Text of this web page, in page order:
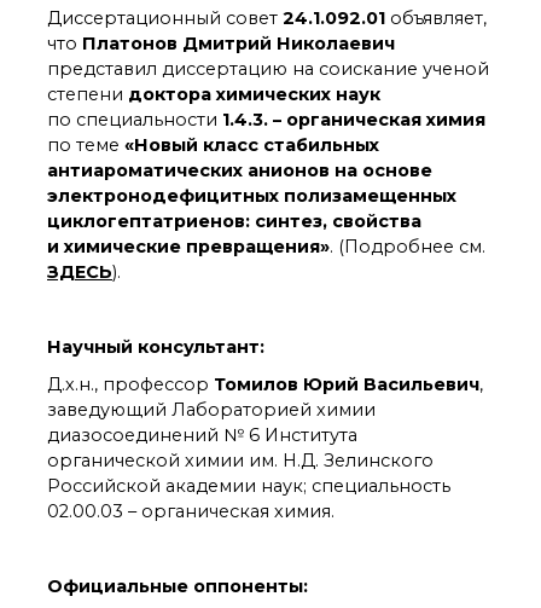
Диссертационные
советы
Совет молодых ученых
ИОХ РАН
Центр коллективного
пользования
Института
органической химии
РАН (ЦКП ИОХ РАН)
Библиотека
Инфоресурсы
Профком
Контакты
Основные
направления
деятельности
Важнейшие
достижения института
химии
Диссертационный совет 24.1.092.01 объявляет,
что Платонов Дмитрий Николаевич
представил диссертацию на соискание ученой
степени доктора химических наук
по специальности 1.4.3. – органическая химия
по теме «Новый класс стабильных
антиароматических анионов на основе
электронодефицитных полизамещенных
циклогептатриенов: синтез, свойства
и химические превращения». (Подробнее см.
ЗДЕСЬ).
Научный консультант:
Д.х.н., профессор Томилов Юрий Васильевич,
заведующий Лабораторией химии
диазосоединений № 6 Института
органической химии им. Н.Д. Зелинского
Российской академии наук; специальность
02.00.03 – органическая химия.
Официальные оппоненты: